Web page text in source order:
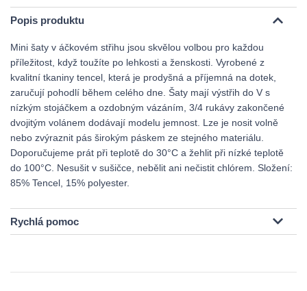
Popis produktu
Mini šaty v áčkovém střihu jsou skvělou volbou pro každou
příležitost, když toužíte po lehkosti a ženskosti. Vyrobené z
kvalitní tkaniny tencel, která je prodyšná a příjemná na dotek,
zaručují pohodlí během celého dne. Šaty mají výstřih do V s
nízkým stojáčkem a ozdobným vázáním, 3/4 rukávy zakončené
dvojitým volánem dodávají modelu jemnost. Lze je nosit volně
nebo zvýraznit pás širokým páskem ze stejného materiálu.
Doporučujeme prát při teplotě do 30°C a žehlit při nízké teplotě
do 100°C. Nesušit v sušičce, nebělit ani nečistit chlórem. Složení:
85% Tencel, 15% polyester.
Rychlá pomoc